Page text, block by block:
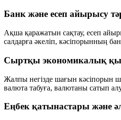
Банк және есеп айырысу
Ақша қаражатын сақтау, есеп
салдарға әкеліп, кәсіпорынның
Сыртқы экономикалық
Жалпы негізде шағын кәсіпорын
валюта табуға, валютаны сатып
Еңбек қатынастары және